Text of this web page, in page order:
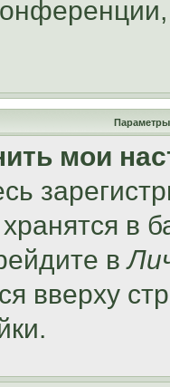
Параметры
мои
в
в
вверху